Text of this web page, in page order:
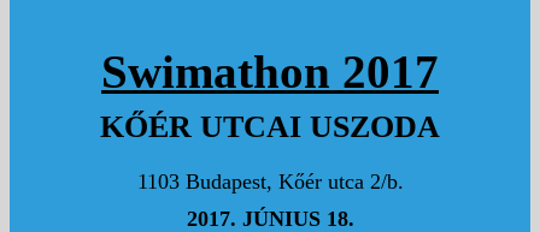
Swimathon 2017
KŐÉR UTCAI USZODA
1103 Budapest, Kőér utca 2/b.
2017. JÚNIUS 18.